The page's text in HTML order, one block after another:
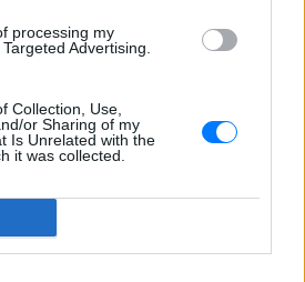
processing my
Advertising.
Collection, Use,
or Sharing of my
Is Unrelated with the
it was collected.
Η τραγουδίστρια περιέγραψε μέσα από
το Instagram μια εμπειρία που λέει πως